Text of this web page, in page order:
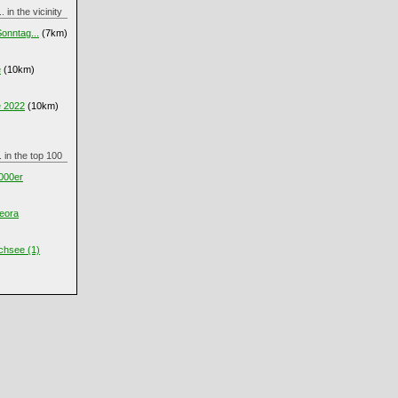
in the vicinity
(7km)
(10km)
2022 (10km)
in the top 100
(1)